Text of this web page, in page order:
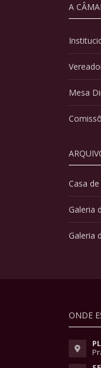
A
Mesa
Casa
Galeria
Galeria
ONDE